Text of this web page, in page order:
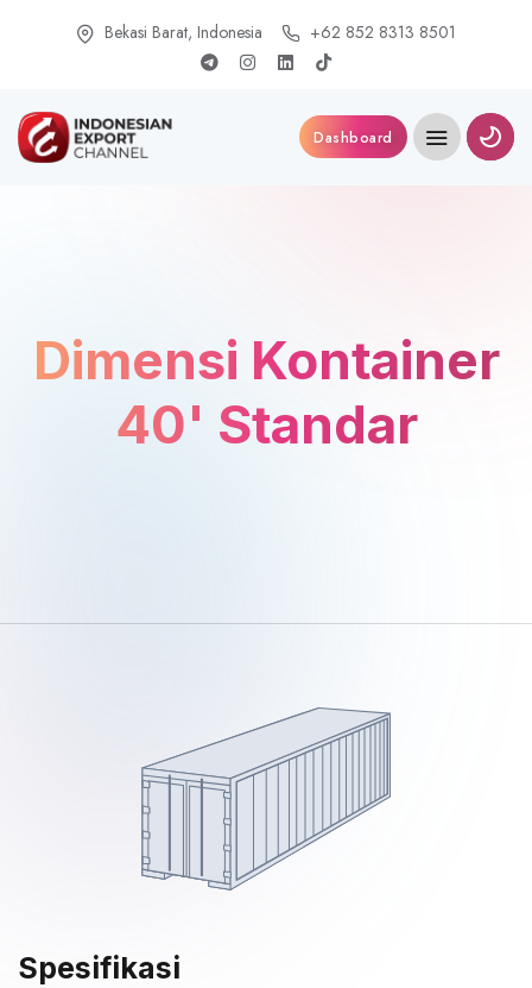
Bekasi Barat, Indonesia +62 852 8313 8501
Dashboard
Dimensi Kontainer
40' Standar
Spesifikasi